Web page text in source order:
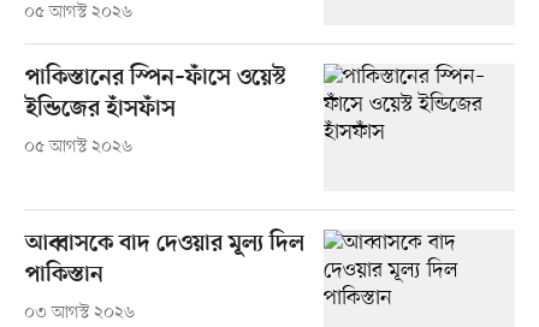
০৫ আগস্ট ২০২৬
পাকিস্তানের স্পিন–ফাঁসে ওয়েস্ট
ইন্ডিজের হাঁসফাঁস
০৫ আগস্ট ২০২৬
আব্বাসকে বাদ দেওয়ার মূল্য দিল
পাকিস্তান
০৩ আগস্ট ২০২৬